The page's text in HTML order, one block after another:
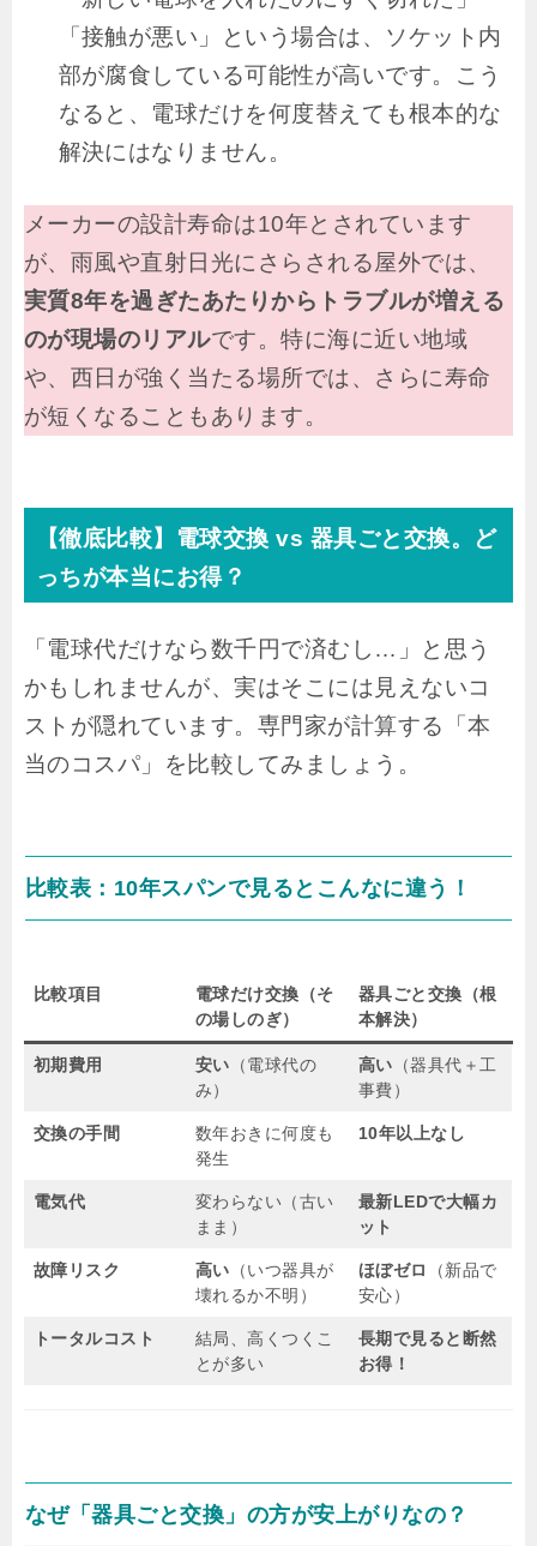
「接触が悪い」という場合は、ソケット内
部が腐食している可能性が高いです。こう
なると、電球だけを何度替えても根本的な
解決にはなりません。
メーカーの設計寿命は10年とされています
が、雨風や直射日光にさらされる屋外では、
実質8年を過ぎたあたりからトラブルが増える
のが現場のリアルです。特に海に近い地域
や、西日が強く当たる場所では、さらに寿命
が短くなることもあります。
【徹底比較】電球交換 vs 器具ごと交換。ど
っちが本当にお得？
「電球代だけなら数千円で済むし…」と思う
かもしれませんが、実はそこには見えないコ
ストが隠れています。専門家が計算する「本
当のコスパ」を比較してみましょう。
比較表：10年スパンで見るとこんなに違う！
比較項目
電球だけ交換（そ
の場しのぎ）
器具ごと交換（根
本解決）
初期費用 安い （電球代の
み）
高い （器具代＋工
事費）
交換の手間
数年おきに何度も
発生
10年以上なし
電気代
変わらない（古い
まま）
最新LEDで大幅カ
ット
故障リスク 高い （いつ器具が
壊れるか不明）
ほぼゼロ
（新品で
安心）
トータルコスト
結局、高くつくこ
とが多い
長期で見ると断然
お得！
なぜ「器具ごと交換」の方が安上がりなの？